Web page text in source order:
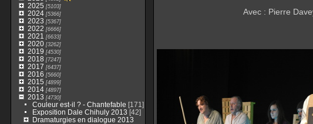
2025 [5103]
2024[5366]
2023 [5367]
2022 [6666]
2021 [6633]
2020[3262]
2019 [4530]
2018 [7247]
2017 [6437]
2016 [5660]
2015 [4899]
2014[4897]
2013 [4730]
Couleur est-il ? - Chantefable [171]
Exposition Dale Chihuly 2013 [42]
Dramaturgies en dialogue 2013
Avec : Pierre